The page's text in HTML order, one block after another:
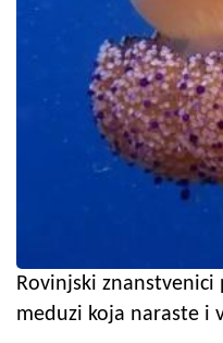
Rovinjski
meduzi koja naraste i